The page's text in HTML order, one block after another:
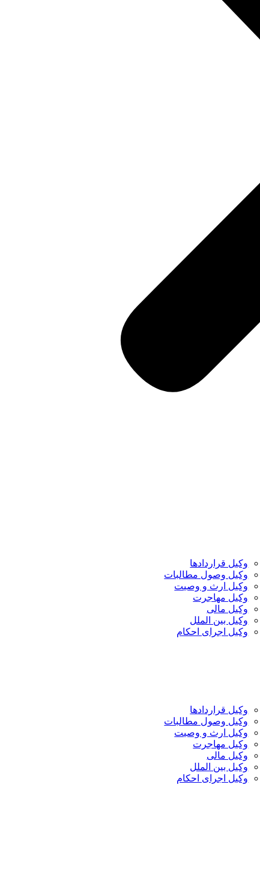
وکیل قراردادها
وکیل وصول مطالبات
وکیل ارث و وصیت
وکیل مهاجرت
وکیل مالی
وکیل بین الملل
وکیل اجرای احکام
وکیل قراردادها
وکیل وصول مطالبات
وکیل ارث و وصیت
وکیل مهاجرت
وکیل مالی
وکیل بین الملل
وکیل اجرای احکام